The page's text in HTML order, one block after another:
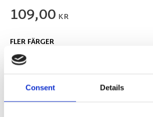
Consent Details
109,00 KR
FLER FÄRGER